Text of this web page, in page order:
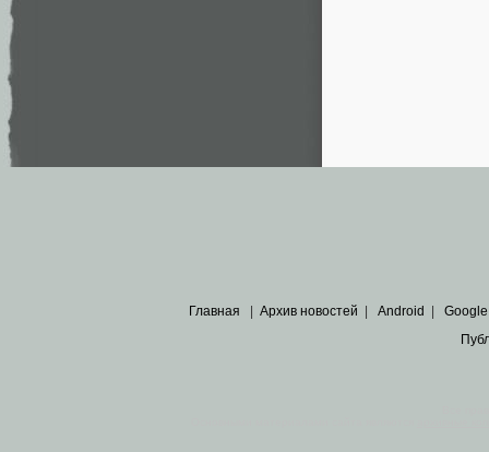
Главная Архив новостей Android Google